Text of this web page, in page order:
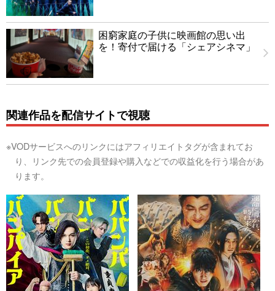
困窮家庭の子供に映画館の思い出
を！寄付で届ける「シェアシネマ」
関連作品を配信サイトで視聴
※VODサービスへのリンクにはアフィリエイトタグが含まれてお
り、リンク先での会員登録や購入などでの収益化を行う場合があ
ります。